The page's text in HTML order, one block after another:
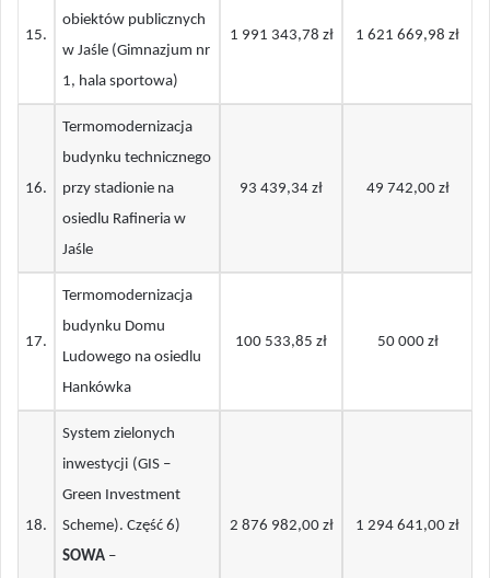
15.
obiektów publicznych
w Jaśle (Gimnazjum nr
1, hala sportowa)
1 991 343,78 zł 1 621 669,98 zł
16.
Termomodernizacja
budynku technicznego
przy stadionie na
osiedlu Rafineria w
Jaśle
93 439,34 zł 49 742,00 zł
17.
Termomodernizacja
budynku Domu
Ludowego na osiedlu
Hankówka
100 533,85 zł 50 000 zł
18.
System zielonych
inwestycji (GIS –
Green Investment
Scheme). Część 6)
SOWA –
2 876 982,00 zł 1 294 641,00 zł